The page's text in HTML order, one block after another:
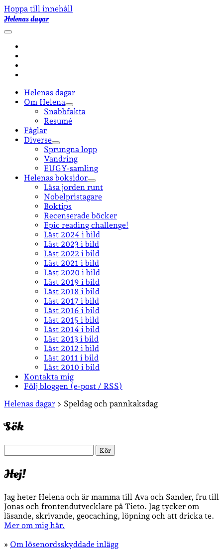
Hoppa till innehåll
Helenas dagar
öppna
Helenas dagar
Om Helena
öppna
undermeny
Snabbfakta
Resumé
Fåglar
Diverse
öppna
undermeny
Sprungna lopp
Vandring
EUGY-samling
Helenas boksidor
öppna
undermeny
Läsa jorden runt
Nobelpristagare
Boktips
Recenserade böcker
Epic reading challenge!
Läst 2024 i bild
Läst 2023 i bild
Läst 2022 i bild
Läst 2021 i bild
Läst 2020 i bild
Läst 2019 i bild
Läst 2018 i bild
Läst 2017 i bild
Läst 2016 i bild
Läst 2015 i bild
Läst 2014 i bild
Läst 2013 i bild
Läst 2012 i bild
Läst 2011 i bild
Läst 2010 i bild
Kontakta mig
Följ bloggen (e-post / RSS)
Sidopanel
Helenas dagar > Speldag och pannkaksdag
Sök
Hej!
Jag heter Helena och är mamma till Ava och Sander, fru till
Jonas och frontendutvecklare på Tieto. Jag tycker om
läsande, skrivande, geocaching, löpning och att dricka te.
Mer om mig här.
» Om lösenordsskyddade inlägg